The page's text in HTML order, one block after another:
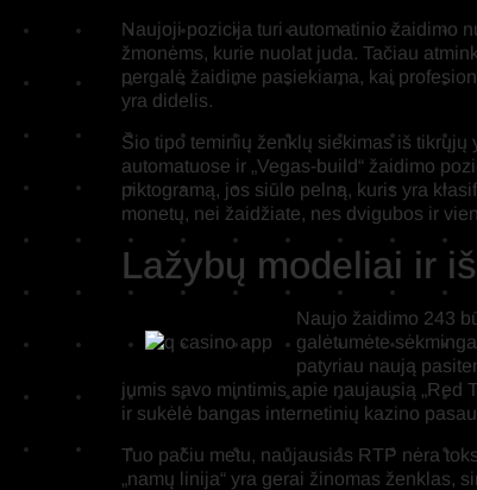
Naujoji pozicija turi automatinio žaidimo
žmonėms, kurie nuolat juda. Tačiau
pergalė žaidime pasiekiama, kai
yra didelis.
Šio tipo teminių ženklų siekimas iš
automatuose ir „Vegas-build“ žaidimo
piktogramą, jos siūlo pelną, kuris yra
monetų, nei žaidžiate, nes dvigubos ir
Lažybų modeliai ir
Naujo žaidimo 243
galėtumėte
patyriau naują
jumis savo mintimis apie naujausią „Red
ir sukėlė bangas internetinių kazino
Tuo pačiu metu, naujausias RTP nėra
„namų linija“ yra gerai žinomas ženklas,